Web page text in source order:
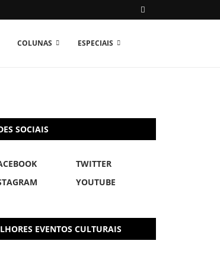
COLUNAS ESPECIAIS
SOCIAIS
TWITTER
YOUTUBE
EVENTOS CULTURAIS